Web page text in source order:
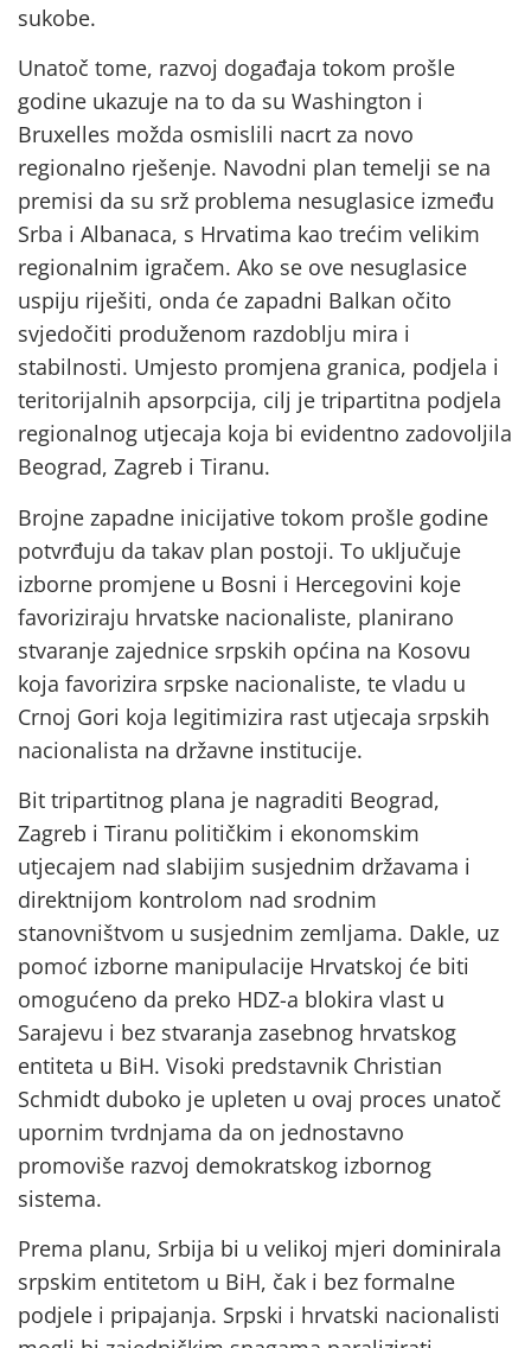
sukobe.
Unatoč tome, razvoj događaja tokom prošle
godine ukazuje na to da su Washington i
Bruxelles možda osmislili nacrt za novo
regionalno rješenje. Navodni plan temelji se na
premisi da su srž problema nesuglasice između
Srba i Albanaca, s Hrvatima kao trećim velikim
regionalnim igračem. Ako se ove nesuglasice
uspiju riješiti, onda će zapadni Balkan očito
svjedočiti produženom razdoblju mira i
stabilnosti. Umjesto promjena granica, podjela i
teritorijalnih apsorpcija, cilj je tripartitna podjela
regionalnog utjecaja koja bi evidentno zadovoljila
Beograd, Zagreb i Tiranu.
Brojne zapadne inicijative tokom prošle godine
potvrđuju da takav plan postoji. To uključuje
izborne promjene u Bosni i Hercegovini koje
favoriziraju hrvatske nacionaliste, planirano
stvaranje zajednice srpskih općina na Kosovu
koja favorizira srpske nacionaliste, te vladu u
Crnoj Gori koja legitimizira rast utjecaja srpskih
nacionalista na državne institucije.
Bit tripartitnog plana je nagraditi Beograd,
Zagreb i Tiranu političkim i ekonomskim
utjecajem nad slabijim susjednim državama i
direktnijom kontrolom nad srodnim
stanovništvom u susjednim zemljama. Dakle, uz
pomoć izborne manipulacije Hrvatskoj će biti
omogućeno da preko HDZ-a blokira vlast u
Sarajevu i bez stvaranja zasebnog hrvatskog
entiteta u BiH. Visoki predstavnik Christian
Schmidt duboko je upleten u ovaj proces unatoč
upornim tvrdnjama da on jednostavno
promoviše razvoj demokratskog izbornog
sistema.
Prema planu, Srbija bi u velikoj mjeri dominirala
srpskim entitetom u BiH, čak i bez formalne
podjele i pripajanja. Srpski i hrvatski nacionalisti